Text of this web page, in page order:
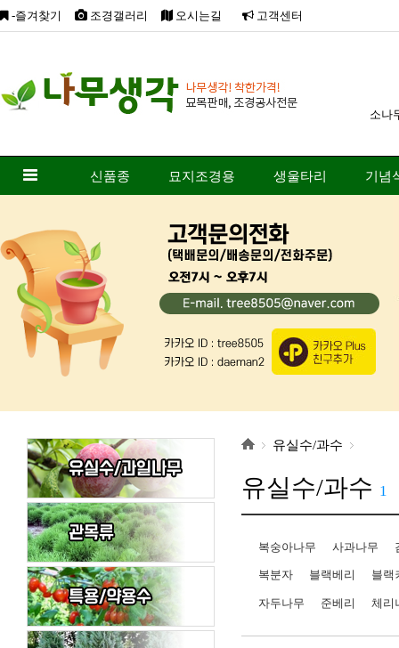
-즐겨찾기 조경갤러리 오시는길 고객센터
소나
신품종 묘지조경용 생울타리 기념
유실수/과수
유실수/과수 1
복숭아나무 사과나무
복분자 블랙베리 블랙
자두나무 준베리 체리